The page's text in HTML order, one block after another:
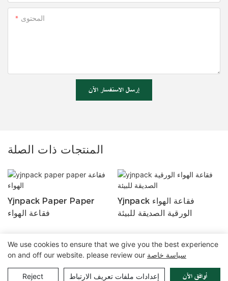
المحتوى
إرسال الاستفسار الآن
المنتجات ذات الصلة
Yjnpack Paper Paper
فقاعة الهواء
Yjnpack فقاعة الهواء
الورقية الصديقة للبيئة
حقوق الطبع والنشر © 2025 شركة Zhangzhou Air Power Packaging
Equipment Co. ، Ltd. |
Pريفاسي Pأوليسي
We use cookies to ensure that we give you the best experience
on and off our website. please review our سياسة خاصة
Reject إعدادات ملفات تعريف الارتباط أوافق الآن